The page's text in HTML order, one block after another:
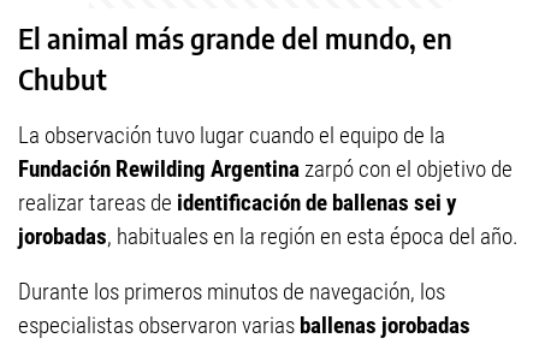
El animal más grande del mundo, en
Chubut
La observación tuvo lugar cuando el equipo de la
Fundación Rewilding Argentinazarpó con el objetivo de
realizar tareas de identificación de ballenas sei y
jorobadas, habituales en la región en esta época del año.
Durante los primeros minutos de navegación, los
especialistas observaron varias ballenas jorobadas